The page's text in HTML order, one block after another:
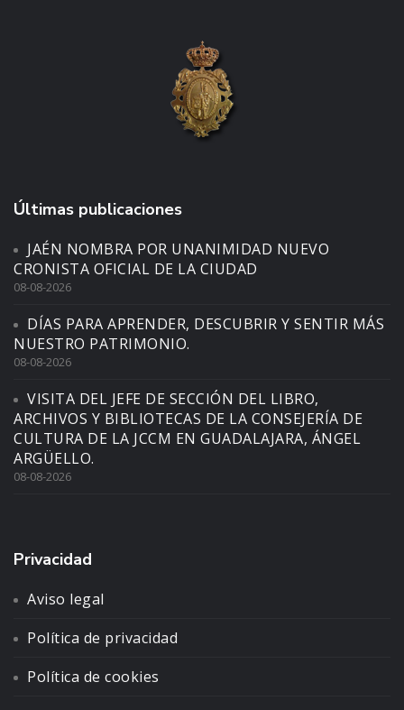
Últimas publicaciones
JAÉN NOMBRA POR UNANIMIDAD NUEVO
CRONISTA OFICIAL DE LA CIUDAD
08-08-2026
DÍAS PARA APRENDER, DESCUBRIR Y SENTIR MÁS
NUESTRO PATRIMONIO.
08-08-2026
VISITA DEL JEFE DE SECCIÓN DEL LIBRO,
ARCHIVOS Y BIBLIOTECAS DE LA CONSEJERÍA DE
CULTURA DE LA JCCM EN GUADALAJARA, ÁNGEL
ARGÜELLO.
08-08-2026
Privacidad
Aviso legal
Política de privacidad
Política de cookies